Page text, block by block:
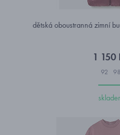
dětská oboustranná zimní
1 150
92 98